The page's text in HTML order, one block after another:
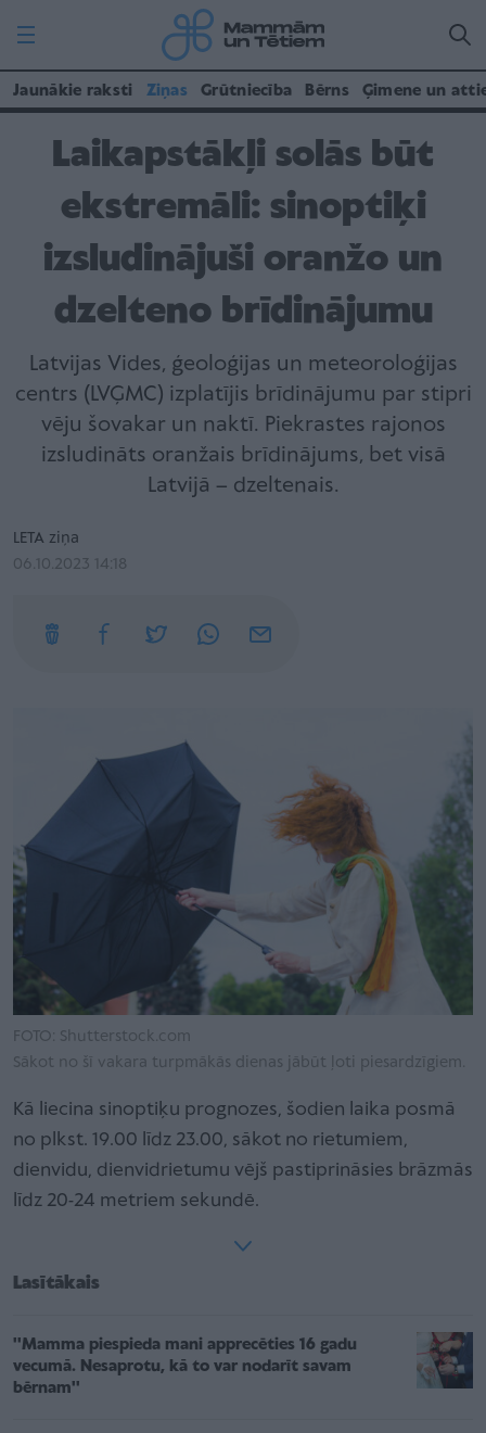
Jaunākie raksti Ziņas Grūtniecība Bērns Ģimene un
Laikapstākļi solās būt
ekstremāli: sinoptiķi
izsludinājuši oranžo un
dzelteno brīdinājumu
Latvijas Vides, ģeoloģijas un meteoroloģijas
centrs (LVĢMC) izplatījis brīdinājumu par stipri
vēju šovakar un naktī. Piekrastes rajonos
izsludināts oranžais brīdinājums, bet visā
Latvijā – dzeltenais.
LETA ziņa
06.10.2023 14:18
FOTO: Shutterstock.com
Sākot no šī vakara turpmākās dienas jābūt ļoti piesardzīgiem.
Kā liecina sinoptiķu prognozes, šodien laika posmā
no plkst. 19.00 līdz 23.00, sākot no rietumiem,
dienvidu, dienvidrietumu vējš pastiprināsies brāzmās
līdz 20-24 metriem sekundē.
Lasītākais
''Mamma piespieda mani apprecēties 16 gadu
vecumā. Nesaprotu, kā to var nodarīt savam
bērnam''